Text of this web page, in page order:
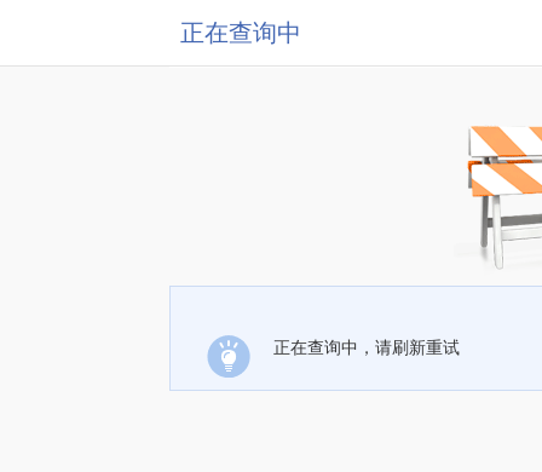
正在查询中
正在查询中，请刷新重试